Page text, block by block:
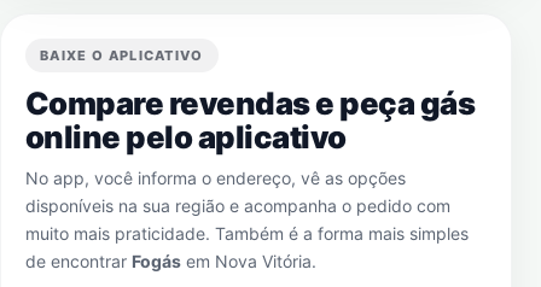
BAIXE O APLICATIVO
Compare revendas e peça gás
online pelo aplicativo
No app, você informa o endereço, vê as opções
disponíveis na sua região e acompanha o pedido com
muito mais praticidade. Também é a forma mais simples
de encontrar Fogás em Nova Vitória.